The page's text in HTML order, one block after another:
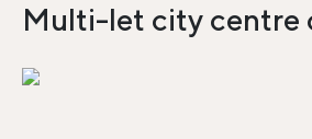
Multi-let city centre